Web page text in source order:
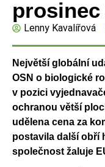
prosinec
Lenny Kavalířová
Největší globální
OSN o biologické
v pozici
ochranou větší
udělena cena za
postavila další obří
společnost žaluje